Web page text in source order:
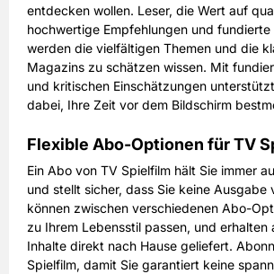
entdecken wollen. Leser, die Wert auf
hochwertige Empfehlungen und fundierte
werden die vielfältigen Themen und die
Magazins zu schätzen wissen. Mit
und kritischen Einschätzungen
dabei, Ihre Zeit vor dem Bildschirm
Flexible Abo-Optionen für TV
Ein Abo von TV Spielfilm hält Sie immer
und stellt sicher, dass Sie keine Ausgabe
können zwischen verschiedenen Abo-
zu Ihrem Lebensstil passen, und erhalten
Inhalte direkt nach Hause geliefert.
Spielfilm, damit Sie garantiert keine